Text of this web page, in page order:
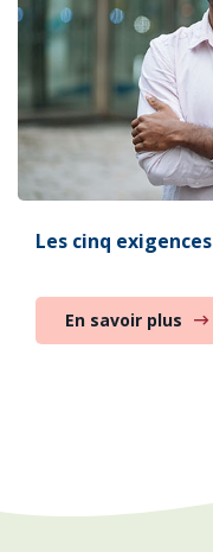
Les cinq exigences
En savoir plus